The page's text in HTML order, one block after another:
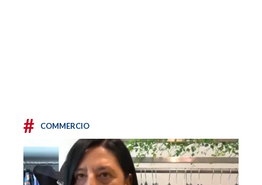
# COMMERCIO